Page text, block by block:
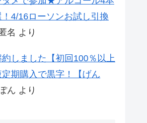
4/16ローソンお試し引換
名 より
しました【初回100％以上
期購入で黒字！【げん
ん より